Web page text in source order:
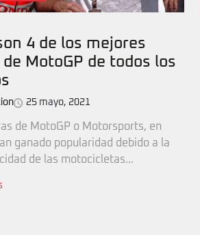
4 de los mejores
MotoGP de todos los
25 mayo, 2021
de MotoGP o Motorsports, en
ganado popularidad debido a la
de las motocicletas...